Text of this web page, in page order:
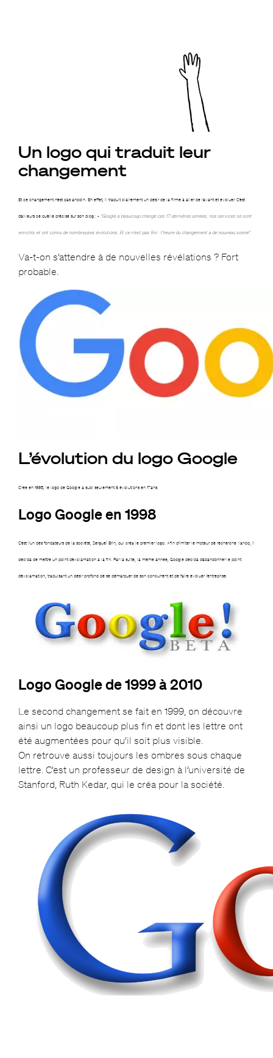
Un logo qui traduit leur
changement
Et ce changement n’est pas anodin. En effet, il traduit clairement un désir de la firme à aller de l’avant et évoluer. C’est
d’ailleurs ce qu’elle précise sur son blog : « “Google a beaucoup changé ces 17 dernières années, nos services se sont
enrichis et ont connu de nombreuses évolutions. Et ce n’est pas fini : l’heure du changement a de nouveau sonné”.
Va-t-on s’attendre à de nouvelles révélations ? Fort
probable.
L’évolution du logo Google
Crée en 1998, le logo de Google a subi seulement 6 évolutions en 17ans.
Logo Google en 1998
C’est l’un des fondateurs de la société, Sergueï Brin, qui créa le premier logo. Afin d’imiter le moteur de recherche Yahoo, il
décida de mettre un point d’exclamation à la fin. Par la suite, la même année, Google décida d’abandonner le point
d’exclamation, traduisant un désir profond de se démarquer de son concurrent et de faire évoluer l’entreprise.
Logo Google de 1999 à 2010
Le second changement se fait en 1999, on découvre
ainsi un logo beaucoup plus fin et dont les lettre ont
été augmentées pour qu’il soit plus visible.
On retrouve aussi toujours les ombres sous chaque
lettre. C’est un professeur de design à l’université de
Stanford, Ruth Kedar, qui le créa pour la société.